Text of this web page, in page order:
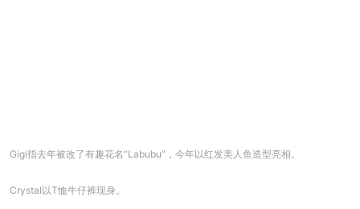
Gigi指去年被改了有趣花名“Labubu”，今年以红发美人鱼造型亮相。
Crystal以T恤牛仔裤现身。